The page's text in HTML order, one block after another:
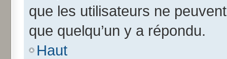
que les utilisateurs ne
que quelqu’un y a répondu.
Haut